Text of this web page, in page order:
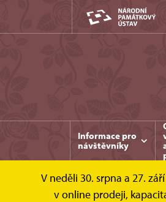
Informace pro
návštěvníky
V neděli 30. srpna a 27.
v online prodeji,
Kozel Fotogalerie